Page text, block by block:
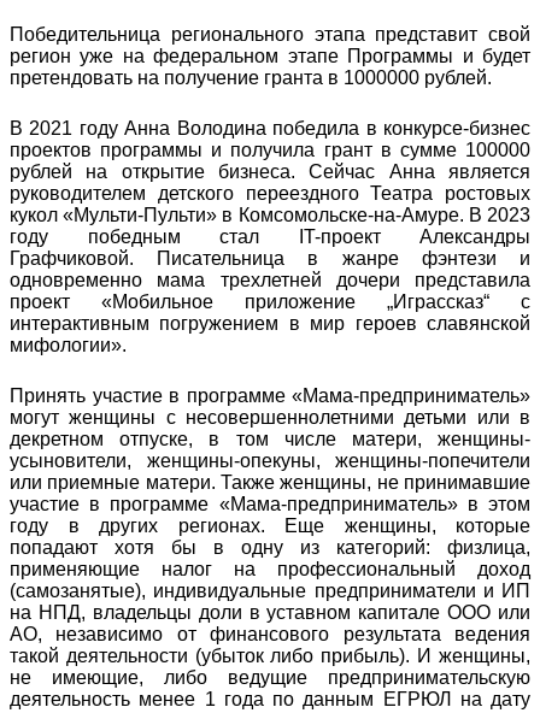
Победительница регионального этапа представит свой
регион уже на федеральном этапе Программы и будет
претендовать на получение гранта в 1000000 рублей.
В 2021 году Анна Володина победила в конкурсе-бизнес
проектов программы и получила грант в сумме 100000
рублей на открытие бизнеса. Сейчас Анна является
руководителем детского переездного Театра ростовых
кукол «Мульти-Пульти» в Комсомольске-на-Амуре. В 2023
году победным стал IT-проект Александры
Графчиковой. Писательница в жанре фэнтези и
одновременно мама трехлетней дочери представила
проект «Мобильное приложение „Играссказ“ с
интерактивным погружением в мир героев славянской
мифологии».
Принять участие в программе «Мама-предприниматель»
могут женщины с несовершеннолетними детьми или в
декретном отпуске, в том числе матери, женщины-
усыновители, женщины-опекуны, женщины-попечители
или приемные матери. Также женщины, не принимавшие
участие в программе «Мама-предприниматель» в этом
году в других регионах. Еще женщины, которые
попадают хотя бы в одну из категорий: физлица,
применяющие налог на профессиональный доход
(самозанятые), индивидуальные предприниматели и ИП
на НПД, владельцы доли в уставном капитале ООО или
АО, независимо от финансового результата ведения
такой деятельности (убыток либо прибыль). И женщины,
не имеющие, либо ведущие предпринимательскую
деятельность менее 1 года по данным ЕГРЮЛ на дату